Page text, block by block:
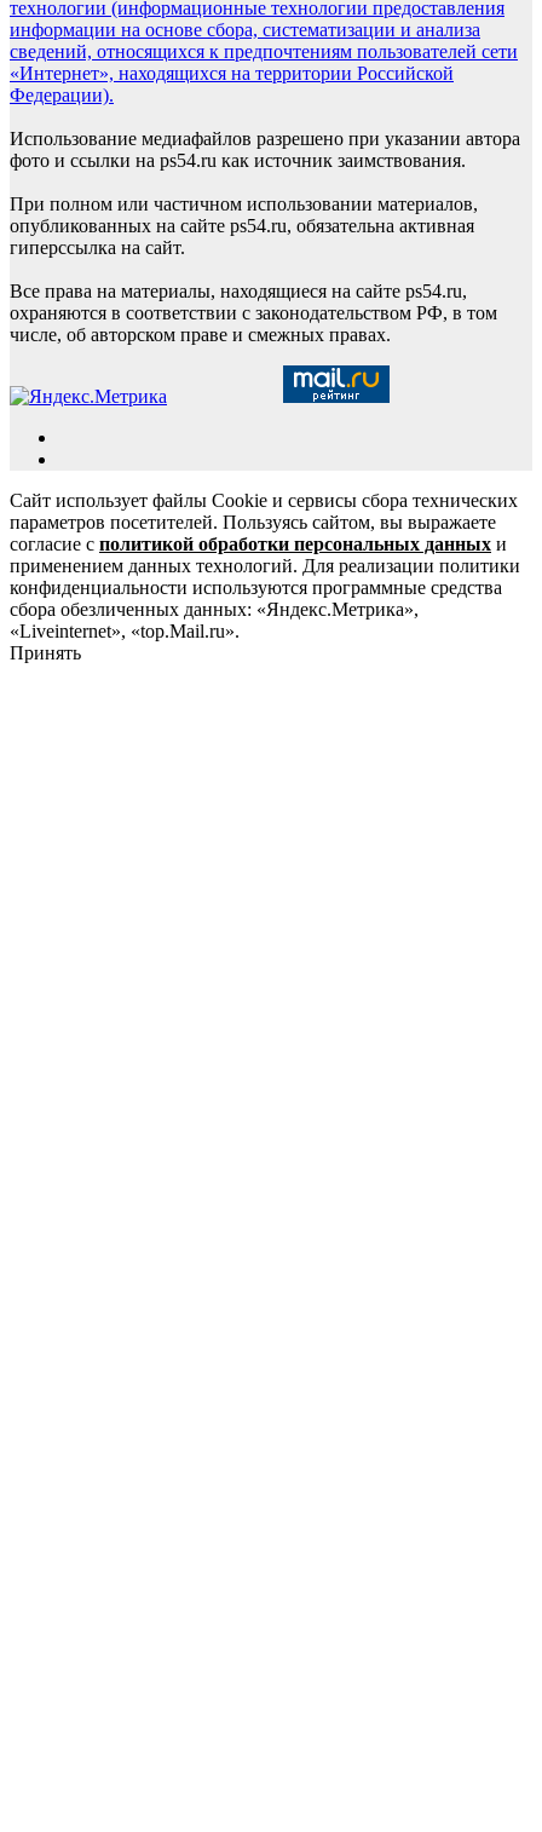
технологии (информационные технологии предоставления
информации на основе сбора, систематизации и анализа
сведений, относящихся к предпочтениям пользователей сети
«Интернет», находящихся на территории Российской
Федерации).
Использование медиафайлов разрешено при указании автора
фото и ссылки на ps54.ru как источник заимствования.
При полном или частичном использовании материалов,
опубликованных на сайте ps54.ru, обязательна активная
гиперссылка на сайт.
Все права на материалы, находящиеся на сайте ps54.ru,
охраняются в соответствии с законодательством РФ, в том
числе, об авторском праве и смежных правах.
Сайт использует файлы Cookie и сервисы сбора технических
параметров посетителей. Пользуясь сайтом, вы выражаете
согласие с политикой обработки персональных данных и
применением данных технологий. Для реализации политики
конфиденциальности используются программные средства
сбора обезличенных данных: «Яндекс.Метрика»,
«Liveinternet», «top.Mail.ru».
Принять